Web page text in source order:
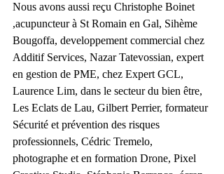
Nous avons aussi reçu Christophe Boinet
,acupuncteur à St Romain en Gal, Sihème
Bougoffa, developpement commercial chez
Additif Services, Nazar Tatevossian, expert
en gestion de PME, chez Expert GCL,
Laurence Lim, dans le secteur du bien être,
Les Eclats de Lau, Gilbert Perrier, formateur
Sécurité et prévention des risques
professionnels, Cédric Tremelo,
photographe et en formation Drone, Pixel